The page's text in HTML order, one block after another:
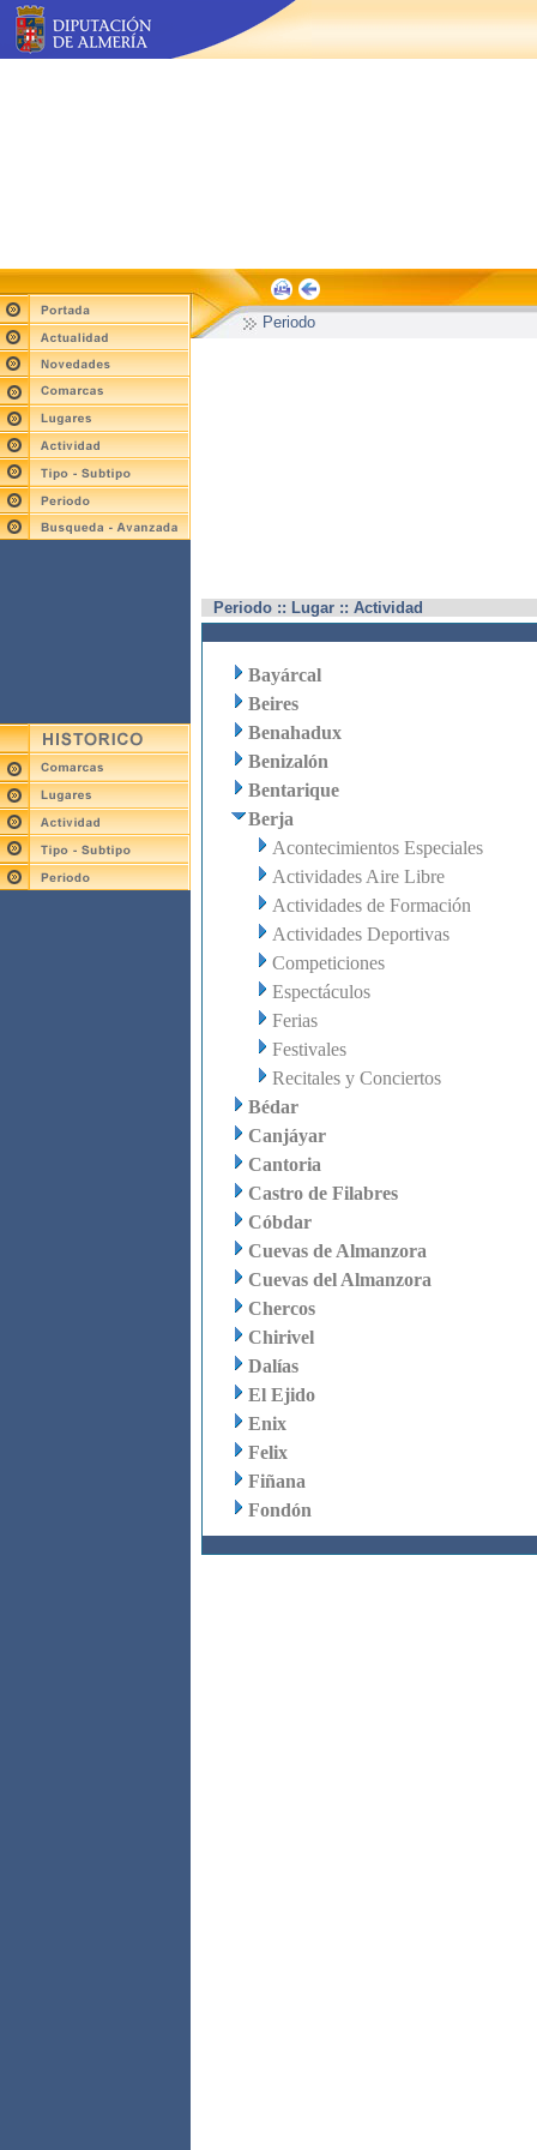
Periodo
Periodo :: Lugar :: Actividad
Bayárcal
Beires
Benahadux
Benizalón
Bentarique
Berja
Acontecimientos Especiales
Actividades Aire Libre
Actividades de Formación
Actividades Deportivas
Competiciones
Espectáculos
Ferias
Festivales
Recitales y Conciertos
Bédar
Canjáyar
Cantoria
Castro de Filabres
Cóbdar
Cuevas de Almanzora
Cuevas del Almanzora
Chercos
Chirivel
Dalías
El Ejido
Enix
Felix
Fiñana
Fondón